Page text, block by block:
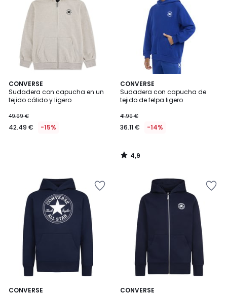
CONVERSE
Sudadera con capucha en un
tejido cálido y ligero
€
en
descuento
aplicado.
49.99 €
42.49 € -15%
CONVERSE
Sudadera con capucha de
tejido de felpa ligero
41.99 €
36.11 € -14%
4,9
/ 5
4,9
/
CONVERSE
4,8
CONVERSE
5